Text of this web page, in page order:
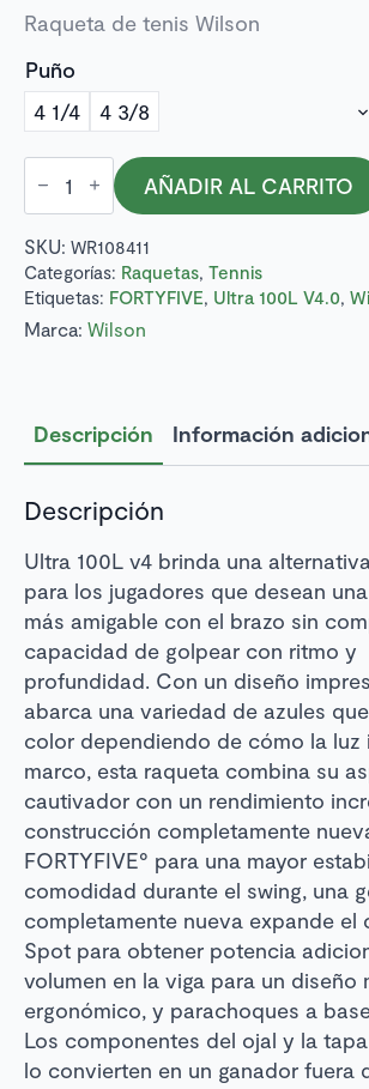
Raqueta de tenis Wilson
Puño
4 1/4
4 3/8
Raqueta
de
tenis
series
Ultra
100L
V4.0
cantidad
AÑADIR AL CARRITO
SKU: WR108411
Categorías: Raquetas, Tennis
Etiquetas: FORTYFIVE, Ultra 100L V4.0,
Marca: Wilson
Descripción Información
Descripción
Ultra 100L v4 brinda una
para los jugadores que desean
más amigable con el brazo sin
capacidad de golpear con ritmo y
profundidad. Con un diseño
abarca una variedad de azules
color dependiendo de cómo la luz
marco, esta raqueta combina su
cautivador con un rendimiento
construcción completamente
FORTYFIVE° para una mayor
comodidad durante el swing, una
completamente nueva expande el
Spot para obtener potencia
volumen en la viga para un diseño
ergonómico, y parachoques a
Los componentes del ojal y la
lo convierten en un ganador fuera